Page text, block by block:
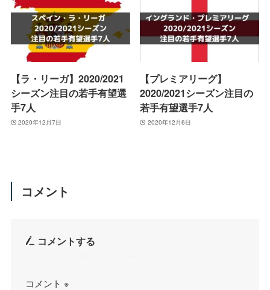
【ラ・リーガ】2020/2021
シーズン注目の若手有望選
手7人
2020年12月7日
【プレミアリーグ】
2020/2021シーズン注目の
若手有望選手7人
2020年12月6日
コメント
コメントする
コメント※